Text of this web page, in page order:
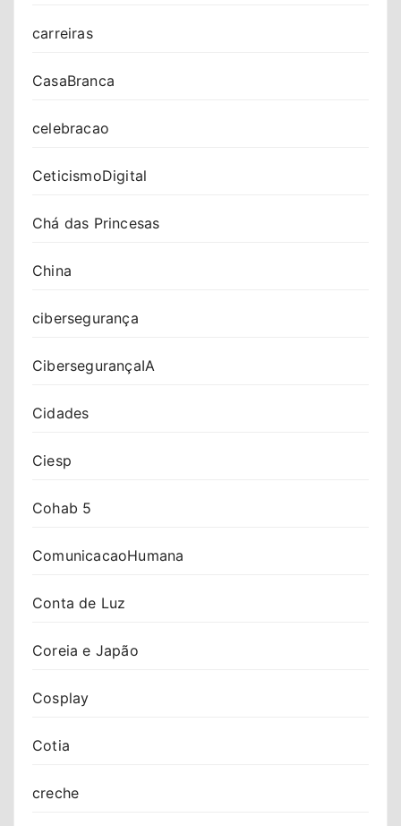
carreiras
CasaBranca
celebracao
CeticismoDigital
Chá das Princesas
China
cibersegurança
CibersegurançaIA
Cidades
Ciesp
Cohab 5
ComunicacaoHumana
Conta de Luz
Coreia e Japão
Cosplay
Cotia
creche